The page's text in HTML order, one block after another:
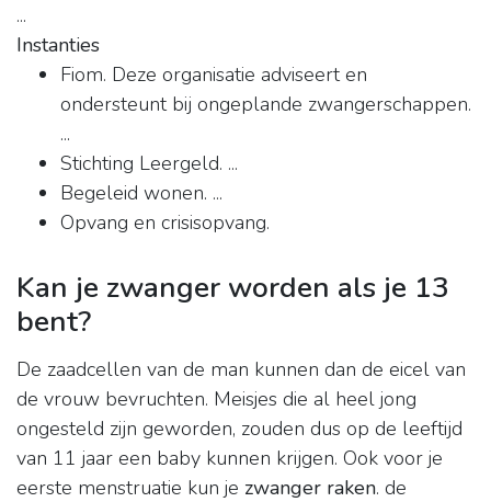
...
Instanties
Fiom. Deze organisatie adviseert en
ondersteunt bij ongeplande zwangerschappen.
...
Stichting Leergeld. ...
Begeleid wonen. ...
Opvang en crisisopvang.
Kan je zwanger worden als je 13
bent?
De zaadcellen van de man kunnen dan de eicel van
de vrouw bevruchten. Meisjes die al heel jong
ongesteld zijn geworden, zouden dus op de leeftijd
van 11 jaar een baby kunnen krijgen. Ook voor je
eerste menstruatie kun je zwanger raken. de